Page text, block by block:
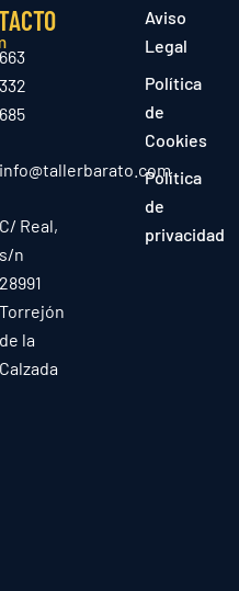
663
332
685
info@tallerbarato.com
C/ Real,
s/n
28991
Torrejón
de la
Calzada
Aviso
Legal
Política
de
Cookies
Política
de
privacidad